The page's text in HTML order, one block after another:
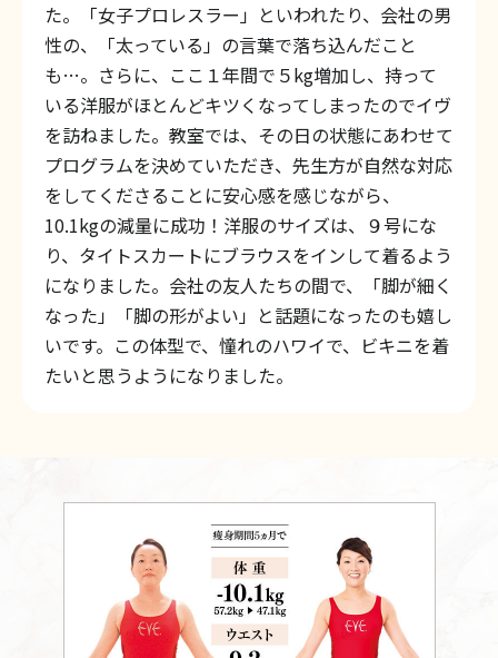
た。「女子プロレスラー」といわれたり、会社の男
性の、「太っている」の言葉で落ち込んだこと
も…。さらに、ここ１年間で５kg増加し、持って
いる洋服がほとんどキツくなってしまったのでイヴ
を訪ねました。教室では、その日の状態にあわせて
プログラムを決めていただき、先生方が自然な対応
をしてくださることに安心感を感じながら、
10.1kgの減量に成功！洋服のサイズは、９号にな
り、タイトスカートにブラウスをインして着るよう
になりました。会社の友人たちの間で、「脚が細く
なった」「脚の形がよい」と話題になったのも嬉し
いです。この体型で、憧れのハワイで、ビキニを着
たいと思うようになりました。